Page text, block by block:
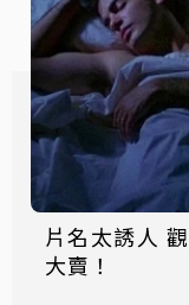
片名太誘人
大賣！